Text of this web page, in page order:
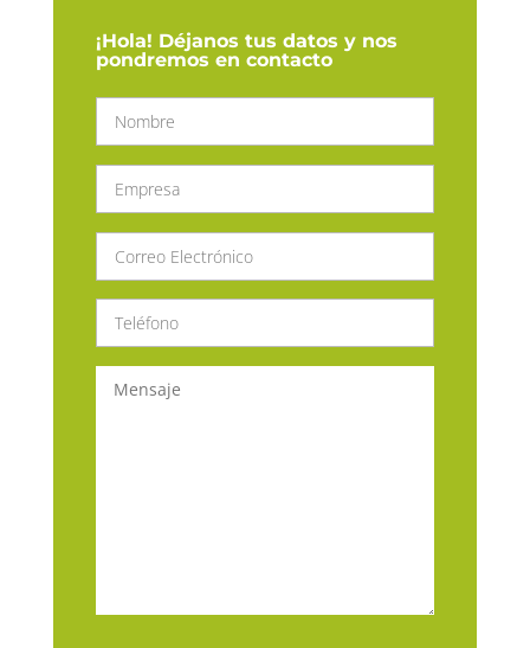
¡Hola! Déjanos tus datos y nos
pondremos en contacto